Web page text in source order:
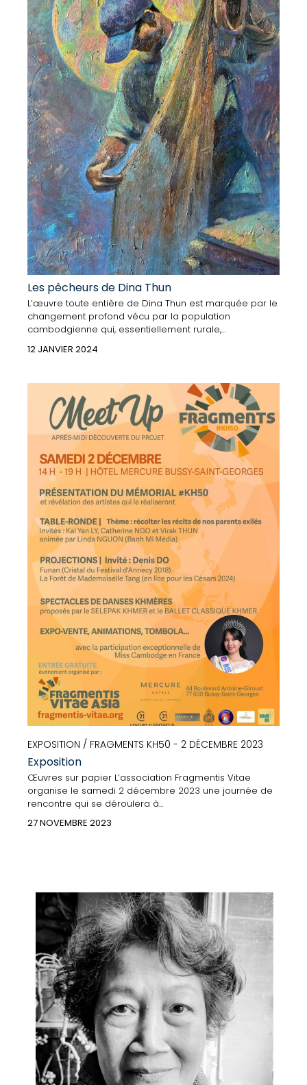
Les pêcheurs de Dina Thun
L’œuvre toute entière de Dina Thun est marquée par le
changement profond vécu par la population
cambodgienne qui, essentiellement rurale,...
12 JANVIER 2024
EXPOSITION / FRAGMENTS KH50 - 2 DÉCEMBRE 2023
Exposition
Œuvres sur papier L’association Fragmentis Vitae
organise le samedi 2 décembre 2023 une journée de
rencontre qui se déroulera à...
27 NOVEMBRE 2023